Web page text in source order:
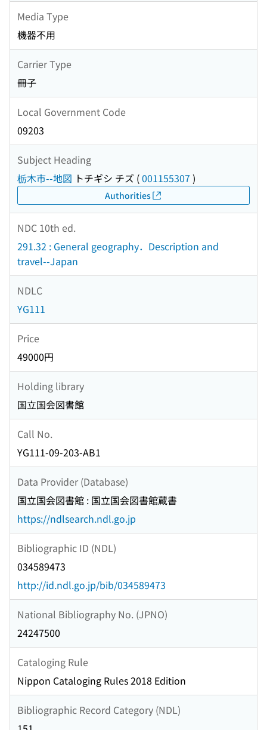
Media Type
機器不用
Carrier Type
冊子
Local Government Code
09203
Subject Heading
栃木市--地図 トチギシ チズ (001155307 )
Authorities
NDC 10th ed.
291.32 : General geography．Description and
travel--Japan
NDLC
YG111
Price
49000円
Holding library
国立国会図書館
Call No.
YG111-09-203-AB1
Data Provider (Database)
国立国会図書館 : 国立国会図書館蔵書
https://ndlsearch.ndl.go.jp
Bibliographic ID (NDL)
034589473
http://id.ndl.go.jp/bib/034589473
National Bibliography No. (JPNO)
24247500
Cataloging Rule
Nippon Cataloging Rules 2018 Edition
Bibliographic Record Category (NDL)